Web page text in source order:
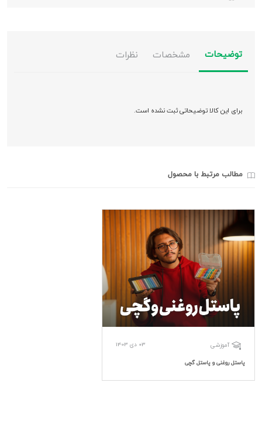
توضیحات مشخصات نظرات
برای این کالا توضیحاتی ثبت نشده است.
مطالب مرتبط با محصول
آموزشی 03 دی 1403
پاستل روغنی و پاستل گچی